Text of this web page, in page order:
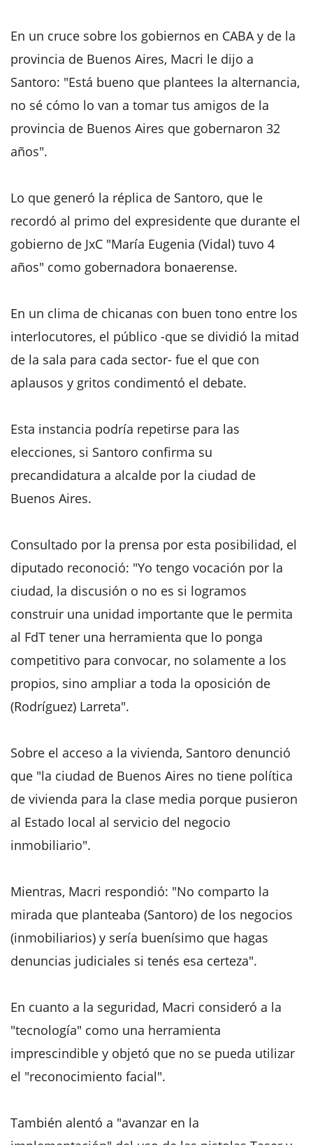
En un cruce sobre los gobiernos en CABA y de la
provincia de Buenos Aires, Macri le dijo a
Santoro: "Está bueno que plantees la alternancia,
no sé cómo lo van a tomar tus amigos de la
provincia de Buenos Aires que gobernaron 32
años".
Lo que generó la réplica de Santoro, que le
recordó al primo del expresidente que durante el
gobierno de JxC "María Eugenia (Vidal) tuvo 4
años" como gobernadora bonaerense.
En un clima de chicanas con buen tono entre los
interlocutores, el público -que se dividió la mitad
de la sala para cada sector- fue el que con
aplausos y gritos condimentó el debate.
Esta instancia podría repetirse para las
elecciones, si Santoro confirma su
precandidatura a alcalde por la ciudad de
Buenos Aires.
Consultado por la prensa por esta posibilidad, el
diputado reconoció: "Yo tengo vocación por la
ciudad, la discusión o no es si logramos
construir una unidad importante que le permita
al FdT tener una herramienta que lo ponga
competitivo para convocar, no solamente a los
propios, sino ampliar a toda la oposición de
(Rodríguez) Larreta".
Sobre el acceso a la vivienda, Santoro denunció
que "la ciudad de Buenos Aires no tiene política
de vivienda para la clase media porque pusieron
al Estado local al servicio del negocio
inmobiliario".
Mientras, Macri respondió: "No comparto la
mirada que planteaba (Santoro) de los negocios
(inmobiliarios) y sería buenísimo que hagas
denuncias judiciales si tenés esa certeza".
En cuanto a la seguridad, Macri consideró a la
"tecnología" como una herramienta
imprescindible y objetó que no se pueda utilizar
el "reconocimiento facial".
También alentó a "avanzar en la